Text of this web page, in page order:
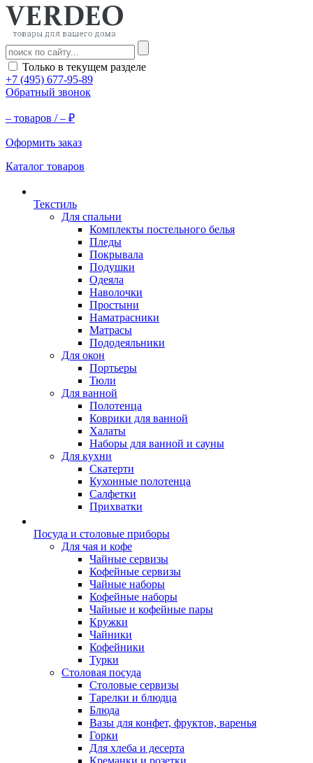
Только в текущем разделе
+7 (495) 677-95-89
Обратный звонок
– товаров /– ₽
Оформить заказ
Каталог товаров
Текстиль
Для спальни
Комплекты постельного белья
Пледы
Покрывала
Подушки
Одеяла
Наволочки
Простыни
Наматрасники
Матрасы
Пододеяльники
Для окон
Портьеры
Тюли
Для ванной
Полотенца
Коврики для ванной
Халаты
Наборы для ванной и сауны
Для кухни
Скатерти
Кухонные полотенца
Салфетки
Прихватки
Посуда и столовые приборы
Для чая и кофе
Чайные сервизы
Кофейные сервизы
Чайные наборы
Кофейные наборы
Чайные и кофейные пары
Кружки
Чайники
Кофейники
Турки
Столовая посуда
Столовые сервизы
Тарелки и блюдца
Блюда
Вазы для конфет, фруктов, варенья
Горки
Для хлеба и десерта
Креманки и розетки